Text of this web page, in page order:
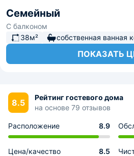
Семейный
С балконом
38м²
собственная ванная
ПОКАЗАТЬ
8.5
Рейтинг гостевого дома
на основе 79 отзывов
Расположение 8.9
Цена/качество 8.5